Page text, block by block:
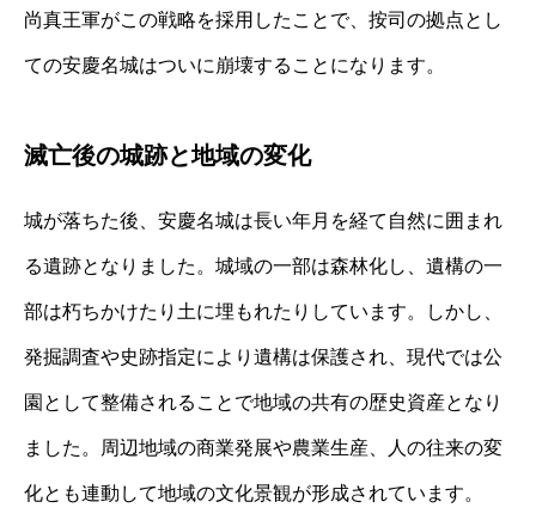
尚真王軍がこの戦略を採用したことで、按司の拠点とし
ての安慶名城はついに崩壊することになります。
滅亡後の城跡と地域の変化
城が落ちた後、安慶名城は長い年月を経て自然に囲まれ
る遺跡となりました。城域の一部は森林化し、遺構の一
部は朽ちかけたり土に埋もれたりしています。しかし、
発掘調査や史跡指定により遺構は保護され、現代では公
園として整備されることで地域の共有の歴史資産となり
ました。周辺地域の商業発展や農業生産、人の往来の変
化とも連動して地域の文化景観が形成されています。